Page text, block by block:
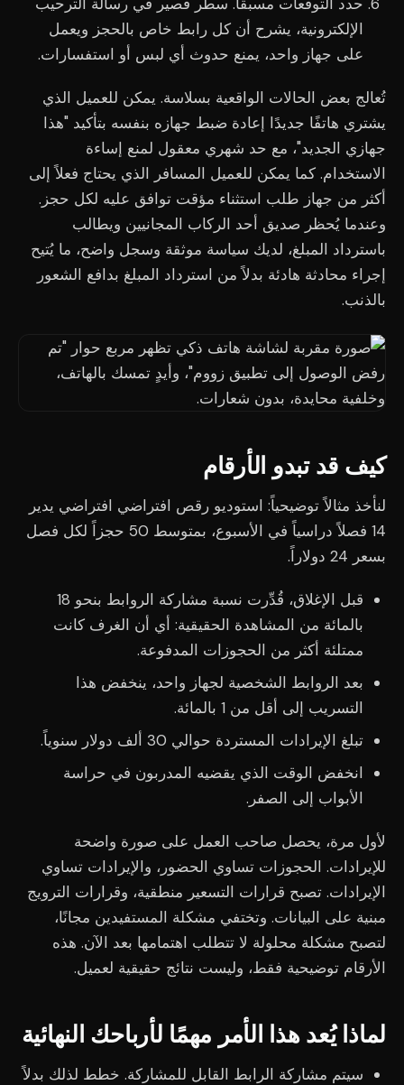
الإلكترونية، يشرح أن كل رابط خاص بالحجز ويعمل
على جهاز واحد، يمنع حدوث أي لبس أو استفسارات.
تُعالج بعض الحالات الواقعية بسلاسة. يمكن للعميل الذي
يشتري هاتفًا جديدًا إعادة ضبط جهازه بنفسه بتأكيد "هذا
جهازي الجديد"، مع حد شهري معقول لمنع إساءة
الاستخدام. كما يمكن للعميل المسافر الذي يحتاج فعلاً إلى
أكثر من جهاز طلب استثناء مؤقت توافق عليه لكل حجز.
وعندما يُحظر صديق أحد الركاب المجانيين ويطالب
باسترداد المبلغ، لديك سياسة موثقة وسجل واضح، ما يُتيح
إجراء محادثة هادئة بدلاً من استرداد المبلغ بدافع الشعور
بالذنب.
كيف قد تبدو الأرقام
لنأخذ مثالاً توضيحياً: استوديو رقص افتراضي افتراضي يدير
14 فصلاً دراسياً في الأسبوع، بمتوسط 50 حجزاً لكل فصل
بسعر 24 دولاراً.
قبل الإغلاق، قُدِّرت نسبة مشاركة الروابط بنحو 18
بالمائة من المشاهدة الحقيقية: أي أن الغرف كانت
ممتلئة أكثر من الحجوزات المدفوعة.
بعد الروابط الشخصية لجهاز واحد، ينخفض هذا
التسريب إلى أقل من 1 بالمائة.
تبلغ الإيرادات المستردة حوالي 30 ألف دولار سنوياً.
انخفض الوقت الذي يقضيه المدربون في حراسة
الأبواب إلى الصفر.
لأول مرة، يحصل صاحب العمل على صورة واضحة
للإيرادات. الحجوزات تساوي الحضور، والإيرادات تساوي
الإيرادات. تصبح قرارات التسعير منطقية، وقرارات الترويج
مبنية على البيانات. وتختفي مشكلة المستفيدين مجانًا،
لتصبح مشكلة محلولة لا تتطلب اهتمامها بعد الآن. هذه
الأرقام توضيحية فقط، وليست نتائج حقيقية لعميل.
لماذا يُعد هذا الأمر مهمًا لأرباحك النهائية
سيتم مشاركة الرابط القابل للمشاركة. خطط لذلك بدلاً